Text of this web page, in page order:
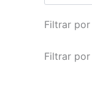
Filtrar
Filtrar